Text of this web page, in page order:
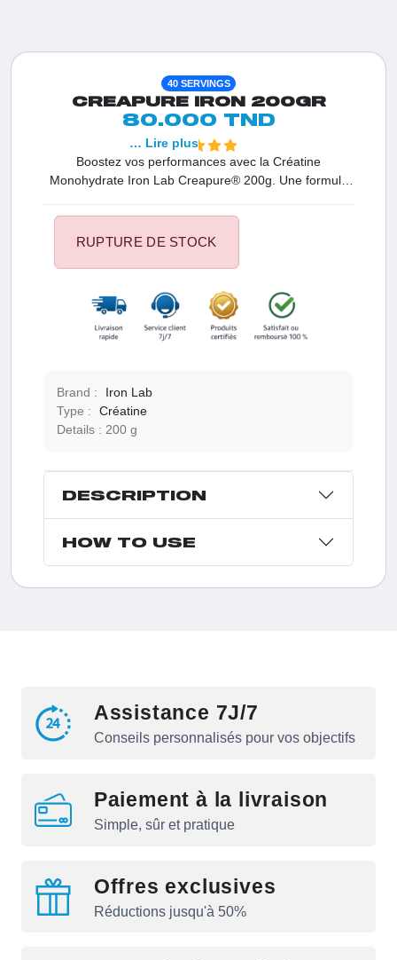
40 SERVINGS
CREAPURE IRON 200GR
80.000 TND
Boostez vos performances avec la Créatine
Monohydrate Iron Lab Creapure® 200g. Une formule
un entraînement à haute intensité. 40 servings, facile à
mélanger et idéale pour la force et l’endurance.
… Lire plus
RUPTURE DE STOCK
Brand :
Iron Lab
Type :
Créatine
Details :
200 g
DESCRIPTION
HOW TO USE
Assistance 7J/7
Conseils personnalisés pour vos objectifs
Paiement à la livraison
Simple, sûr et pratique
Offres exclusives
Réductions jusqu'à 50%